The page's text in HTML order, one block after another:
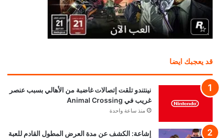
قد يعجبك ايضا
نينتندو تلقت إتصالات غاضبة من الأهالي بسبب عنصر
غريب في Animal Crossing
منذ ساعة واحدة
إشاعة: الكشف عن مدة العرض المطول القادم للعبة